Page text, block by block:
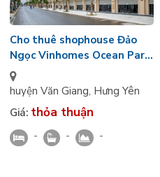
Cho thuê shophouse Đảo
Ngọc Vinhomes Ocean Park
3 giá tốt nhất
huyện Văn Giang, Hưng Yên
Giá: thỏa thuận
- - -